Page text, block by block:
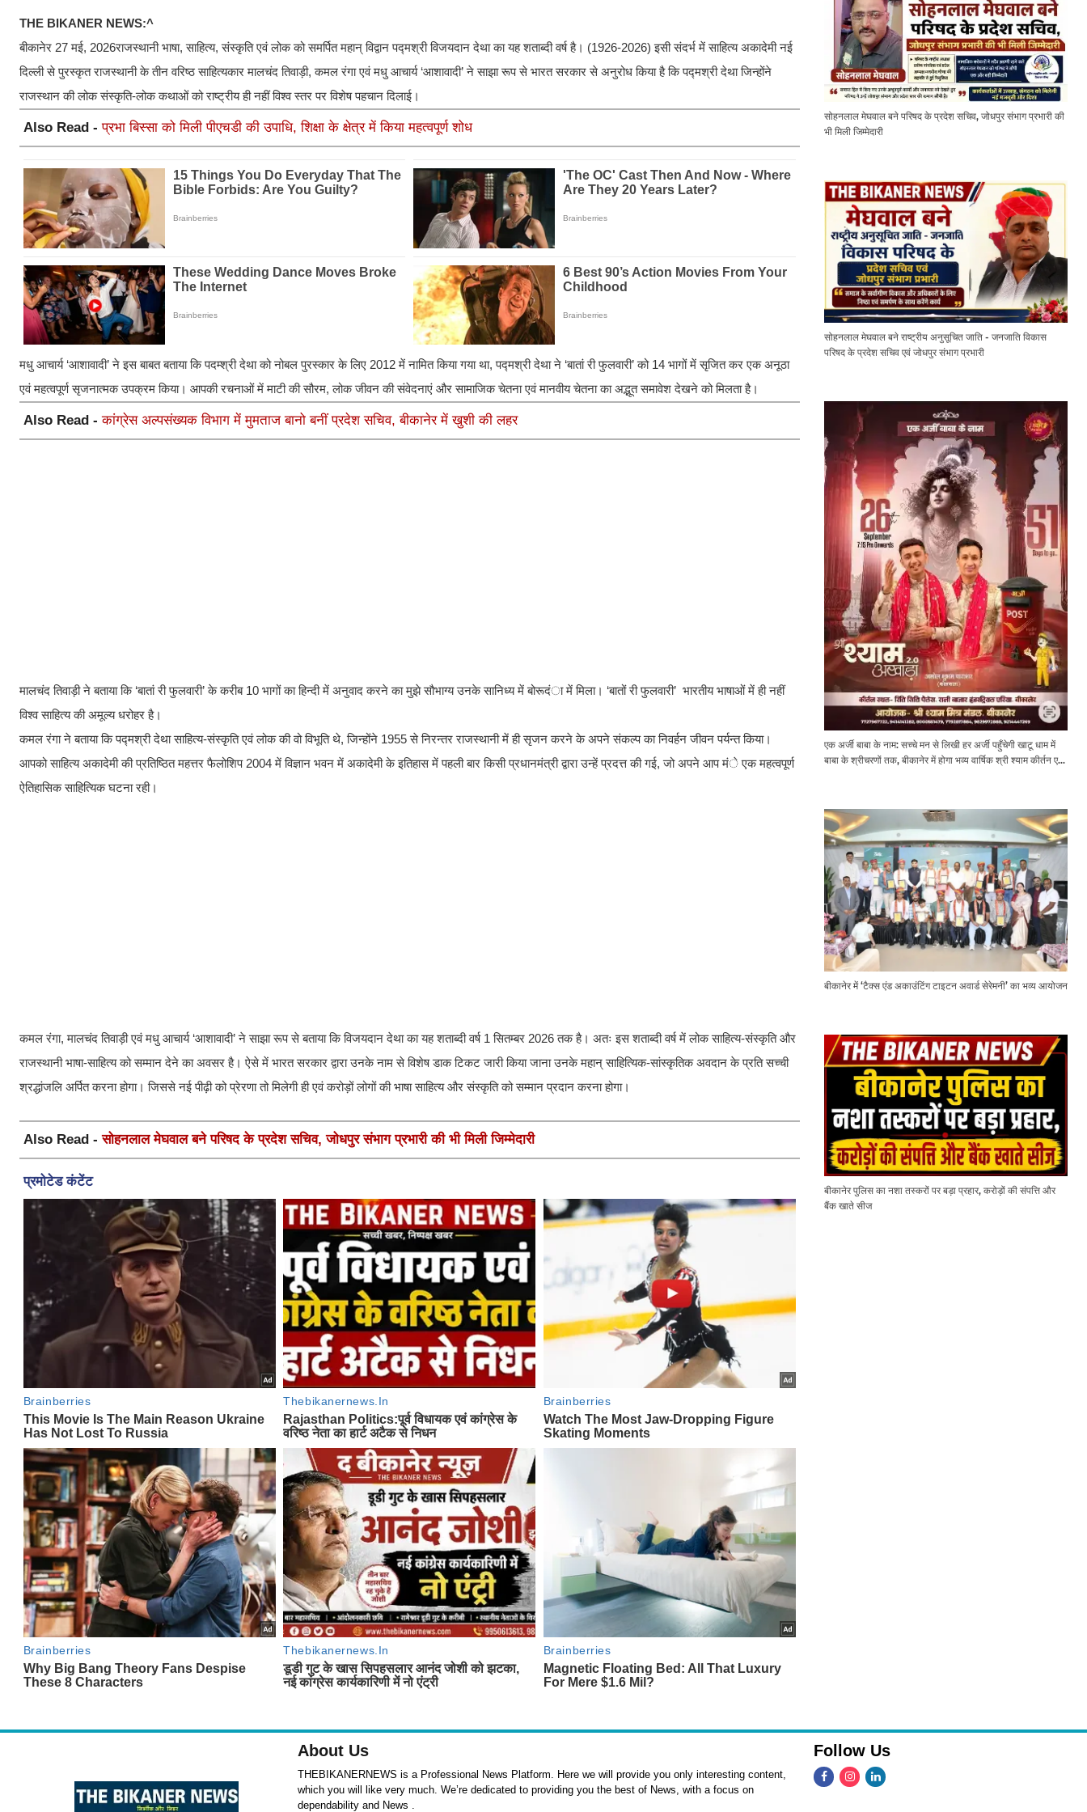
THE BIKANER NEWS:^
बीकानेर 27 मई, 2026राजस्थानी भाषा, साहित्य, संस्कृति एवं लोक को समर्पित महान् विद्वान पद्मश्री विजयदान देथा का यह शताब्दी वर्ष है। (1926-2026) इसी संदर्भ में साहित्य अकादेमी नई
दिल्ली से पुरस्कृत राजस्थानी के तीन वरिष्ठ साहित्यकार मालचंद तिवाड़ी, कमल रंगा एवं मधु आचार्य ‘आशावादी’ ने साझा रूप से भारत सरकार से अनुरोध किया है कि पद्मश्री देथा जिन्होंने
राजस्थान की लोक संस्कृति-लोक कथाओं को राष्ट्रीय ही नहीं विश्व स्तर पर विशेष पहचान दिलाई।
Also Read -प्रभा बिस्सा को मिली पीएचडी की उपाधि, शिक्षा के क्षेत्र में किया महत्वपूर्ण शोध
मधु आचार्य ‘आशावादी’ ने इस बाबत बताया कि पदम्श्री देथा को नोबल पुरस्कार के लिए 2012 में नामित किया गया था, पद्मश्री देथा ने ‘बातां री फुलवारी’ को 14 भागों में सृजित कर एक अनूठा
एवं महत्वपूर्ण सृजनात्मक उपक्रम किया। आपकी रचनाओं में माटी की सौरम, लोक जीवन की संवेदनाएं और सामाजिक चेतना एवं मानवीय चेतना का अद्भूत समावेश देखने को मिलता है।
Also Read -कांग्रेस अल्पसंख्यक विभाग में मुमताज बानो बनीं प्रदेश सचिव, बीकानेर में खुशी की लहर
मालचंद तिवाड़ी ने बताया कि ‘बातां री फुलवारी’ के करीब 10 भागों का हिन्दी में अनुवाद करने का मुझे सौभाग्य उनके सानिध्य में बोरूदंा में मिला। ‘बातों री फुलवारी’ भारतीय भाषाओं में ही नहीं
विश्व साहित्य की अमूल्य धरोहर है।
कमल रंगा ने बताया कि पद्मश्री देथा साहित्य-संस्कृति एवं लोक की वो विभूति थे, जिन्होंने 1955 से निरन्तर राजस्थानी में ही सृजन करने के अपने संकल्प का निवर्हन जीवन पर्यन्त किया।
आपको साहित्य अकादेमी की प्रतिष्ठित महत्तर फैलोशिप 2004 में विज्ञान भवन में अकादेमी के इतिहास में पहली बार किसी प्रधानमंत्री द्वारा उन्हें प्रदत्त की गई, जो अपने आप मंे एक महत्वपूर्ण
ऐतिहासिक साहित्यिक घटना रही।
कमल रंगा, मालचंद तिवाड़ी एवं मधु आचार्य ‘आशावादी’ ने साझा रूप से बताया कि विजयदान देथा का यह शताब्दी वर्ष 1 सितम्बर 2026 तक है। अतः इस शताब्दी वर्ष में लोक साहित्य-संस्कृति और
राजस्थानी भाषा-साहित्य को सम्मान देने का अवसर है। ऐसे में भारत सरकार द्वारा उनके नाम से विशेष डाक टिकट जारी किया जाना उनके महान् साहित्यिक-सांस्कृतिक अवदान के प्रति सच्ची
श्रद्धांजलि अर्पित करना होगा। जिससे नई पीढ़ी को प्रेरणा तो मिलेगी ही एवं करोड़ों लोगों की भाषा साहित्य और संस्कृति को सम्मान प्रदान करना होगा।
Also Read -सोहनलाल मेघवाल बने परिषद के प्रदेश सचिव, जोधपुर संभाग प्रभारी की भी मिली जिम्मेदारी
सोहनलाल मेघवाल बने परिषद के प्रदेश सचिव, जोधपुर संभाग प्रभारी की
भी मिली जिम्मेदारी
सोहनलाल मेघवाल बने राष्ट्रीय अनुसूचित जाति - जनजाति विकास
परिषद के प्रदेश सचिव एवं जोधपुर संभाग प्रभारी
एक अर्जी बाबा के नाम: सच्चे मन से लिखी हर अर्जी पहुँचेगी खाटू धाम में
बाबा के श्रीचरणों तक, बीकानेर में होगा भव्य वार्षिक श्री श्याम कीर्तन एवं
बीकानेर में ‘टैक्स एंड अकाउंटिंग टाइटन अवार्ड सेरेमनी’ का भव्य आयोजन
बीकानेर पुलिस का नशा तस्करों पर बड़ा प्रहार, करोड़ों की संपत्ति और
बैंक खाते सीज
About Us
THEBIKANERNEWS is a Professional News Platform. Here we will provide you only interesting content,
which you will like very much. We’re dedicated to providing you the best of News, with a focus on
dependability and News .
Follow Us